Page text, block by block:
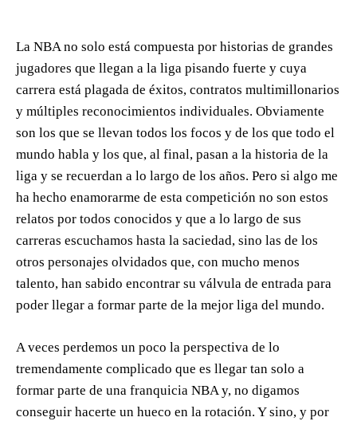
La NBA no solo está compuesta por historias de grandes
jugadores que llegan a la liga pisando fuerte y cuya
carrera está plagada de éxitos, contratos multimillonarios
y múltiples reconocimientos individuales. Obviamente
son los que se llevan todos los focos y de los que todo el
mundo habla y los que, al final, pasan a la historia de la
liga y se recuerdan a lo largo de los años. Pero si algo me
ha hecho enamorarme de esta competición no son estos
relatos por todos conocidos y que a lo largo de sus
carreras escuchamos hasta la saciedad, sino las de los
otros personajes olvidados que, con mucho menos
talento, han sabido encontrar su válvula de entrada para
poder llegar a formar parte de la mejor liga del mundo.
A veces perdemos un poco la perspectiva de lo
tremendamente complicado que es llegar tan solo a
formar parte de una franquicia NBA y, no digamos
conseguir hacerte un hueco en la rotación. Y sino, y por